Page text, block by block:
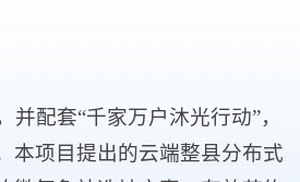
配套“千家万户沐光行动”，
本项目提出的云端整县分布式